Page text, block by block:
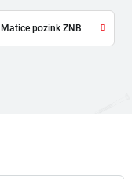
Matice pozink ZNB